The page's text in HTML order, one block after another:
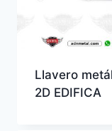
Llavero
2D EDIFICA